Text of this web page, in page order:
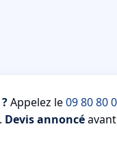
Appelez le09 80 80
Devis annoncé